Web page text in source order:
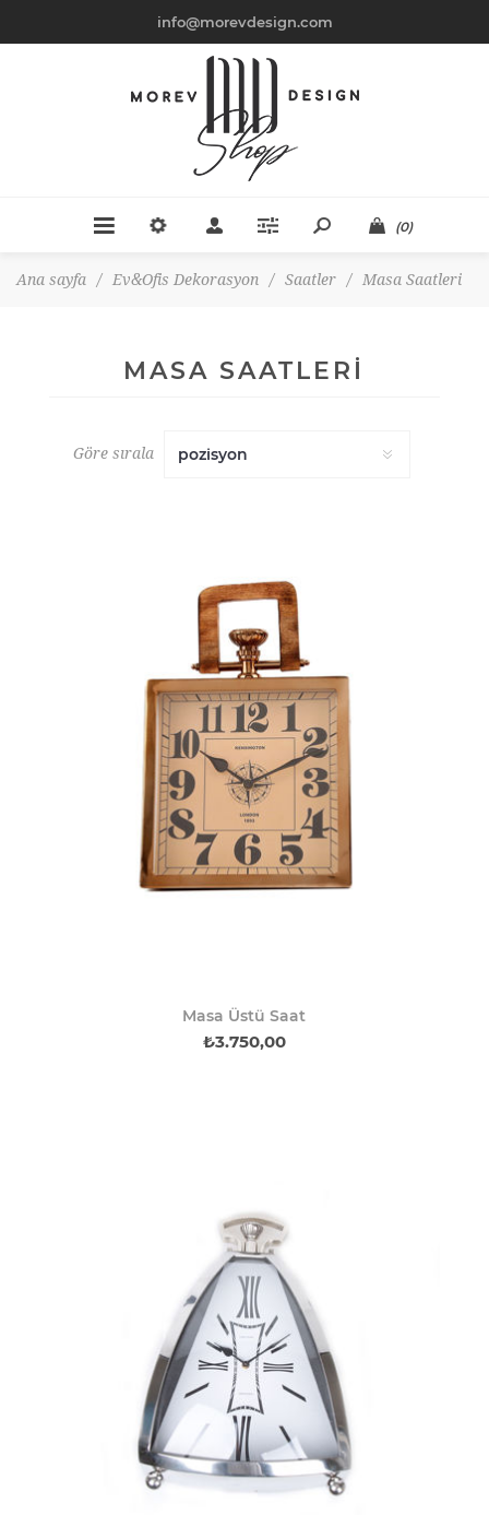
info@morevdesign.com
(0)
Ana sayfa / Ev&Ofis Dekorasyon / Saatler / Masa Saatleri
MASA SAATLERI
Göre sırala
Masa Üstü Saat
₺3.750,00